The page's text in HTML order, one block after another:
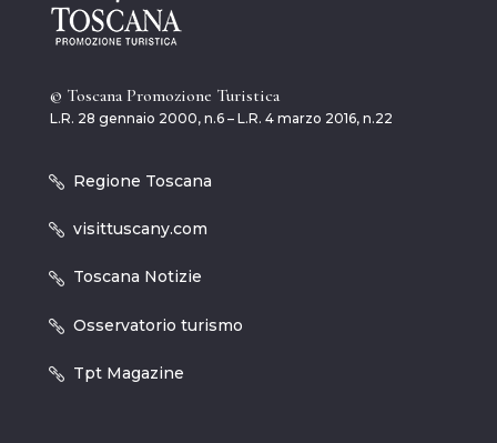
© Toscana Promozione Turistica
L.R. 28 gennaio 2000, n.6 – L.R. 4 marzo 2016, n.22
Regione Toscana
visittuscany.com
Toscana Notizie
Osservatorio turismo
Tpt Magazine